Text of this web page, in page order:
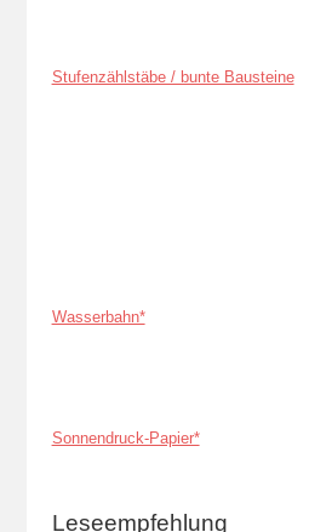
Stufenzählstäbe / bunte Bausteine
Wasserbahn*
Sonnendruck-Papier*
Leseempfehlung